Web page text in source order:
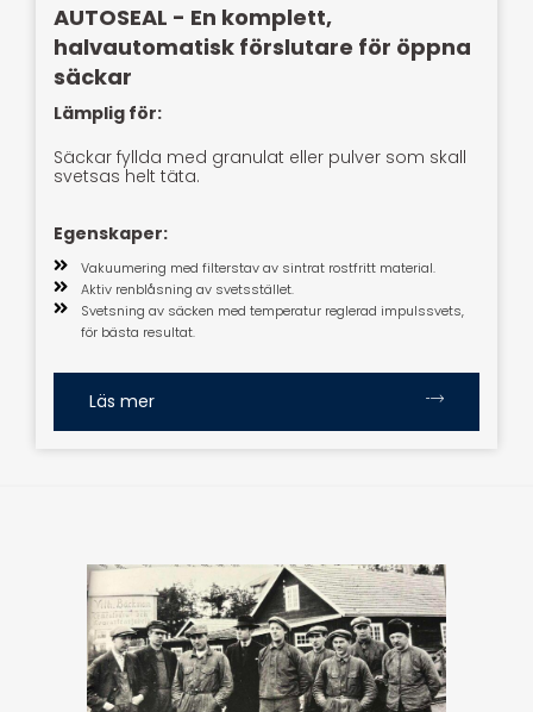
AUTOSEAL - En komplett,
halvautomatisk förslutare för öppna
säckar
Lämplig för:
Säckar fyllda med granulat eller pulver som skall
svetsas helt täta.
Egenskaper:
Vakuumering med filterstav av sintrat rostfritt material.
Aktiv renblåsning av svetsstället.
Svetsning av säcken med temperatur reglerad impulssvets,
för bästa resultat.
Läs mer